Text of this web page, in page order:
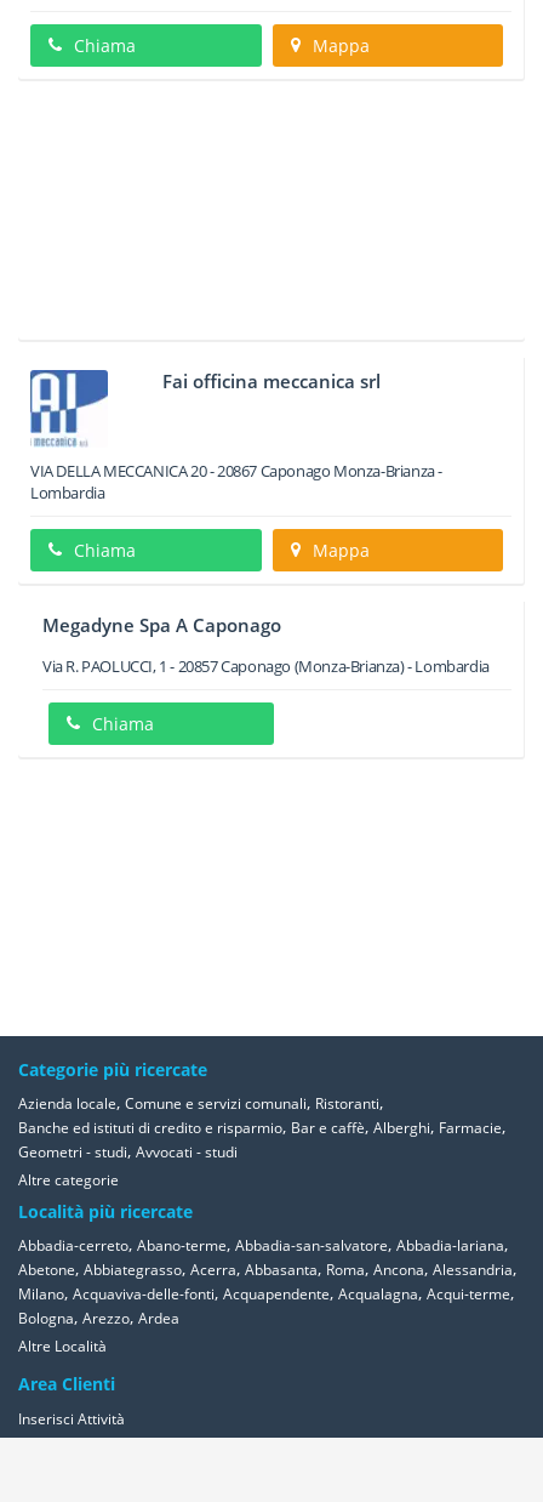
Chiama Mappa
Fai officina meccanica srl
VIA DELLA MECCANICA 20-20867Caponago Monza-Brianza -
Lombardia
Chiama Mappa
Megadyne Spa A Caponago
Via R. PAOLUCCI, 1 -20857Caponago (Monza-Brianza) -Lombardia
Chiama
Categorie più ricercate
Azienda locale, Comune e servizi comunali, Ristoranti,
Banche ed istituti di credito e risparmio, Bar e caffè, Alberghi, Farmacie,
Geometri - studi, Avvocati - studi
Altre categorie
Località più ricercate
Abbadia-cerreto, Abano-terme, Abbadia-san-salvatore, Abbadia-lariana,
Abetone, Abbiategrasso, Acerra, Abbasanta, Roma, Ancona, Alessandria,
Milano, Acquaviva-delle-fonti, Acquapendente, Acqualagna, Acqui-terme,
Bologna, Arezzo, Ardea
Altre Località
Area Clienti
Inserisci Attività